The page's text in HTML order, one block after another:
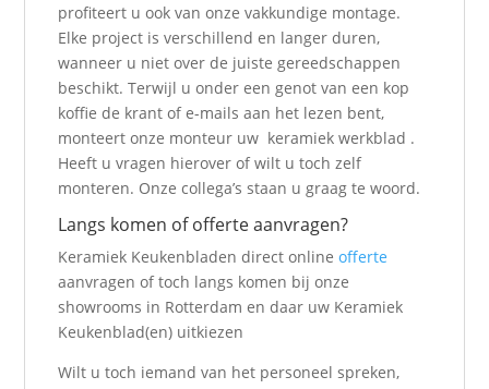
profiteert u ook van onze vakkundige montage.
Elke project is verschillend en langer duren,
wanneer u niet over de juiste gereedschappen
beschikt. Terwijl u onder een genot van een kop
koffie de krant of e-mails aan het lezen bent,
monteert onze monteur uw keramiek werkblad .
Heeft u vragen hierover of wilt u toch zelf
monteren. Onze collega’s staan u graag te woord.
Langs komen of offerte aanvragen?
Keramiek Keukenbladen direct onlineofferte
aanvragen of toch langs komen bij onze
showrooms in Rotterdam en daar uw Keramiek
Keukenblad(en) uitkiezen
Wilt u toch iemand van het personeel spreken,